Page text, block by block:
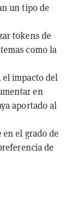
un tipo de
tokens de
como la
el impacto del
en
aportado al
en el grado de
de